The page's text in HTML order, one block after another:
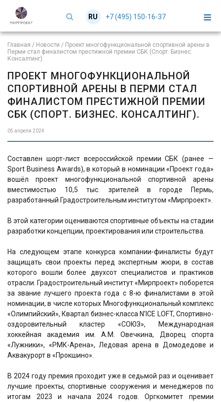
EN
RU +7 (495) 150-16-37
Главная / Новости / Проект многофункциональной спортивной арены в
Перми стал финалистом престижной премии СБК (Спорт. Бизнес.
Консалтинг).
ПРОЕКТ МНОГОФУНКЦИОНАЛЬНОЙ
СПОРТИВНОЙ АРЕНЫ В ПЕРМИ СТАЛ
ФИНАЛИСТОМ ПРЕСТИЖНОЙ ПРЕМИИ
СБК (СПОРТ. БИЗНЕС. КОНСАЛТИНГ).
05 апреля 2024
Составлен шорт-лист всероссийской премии СБК (ранее —
Sport Business Awards), в который в номинации «Проект года»
вошёл проект многофункциональной спортивной арены
вместимостью 10,5 тыс. зрителей в городе Пермь,
разработанный Градостроительным институтом «Мирпроект».
В этой категории оцениваются спортивные объекты на стадии
разработки концепции, проектирования или строительства.
На следующем этапе конкурса компании-финалисты будут
защищать свои проекты перед экспертным жюри, в состав
которого вошли более двухсот специалистов и практиков
отрасли. Градостроительный институт «Мирпроект» поборется
за звание лучшего проекта года с 8-ю финалистами в этой
номинации, в числе которых Многофункциональный комплекс
«Олимпийский», Квартал бизнес-класса N’ICE LOFT, Спортивно-
оздоровительный кластер «СОЮЗ», Международная
хоккейная академия им. А.М. Овечкина, Дворец спорта
«Лужники», «РМК-Арена», Ледовая арена в Домодедове и
Аквакурорт в «Прокшино».
В 2024 году премия проходит уже в седьмой раз и оценивает
лучшие проекты, спортивные сооружения и менеджеров по
итогам 2023 и начала 2024 годов. Оргкомитет премии